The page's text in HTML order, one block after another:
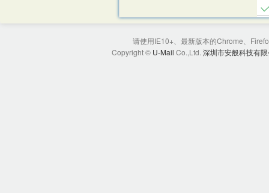
请使用IE10+、最新版本的Chrome、
Copyright © U-Mail Co.,Ltd. 深圳市安般科技有